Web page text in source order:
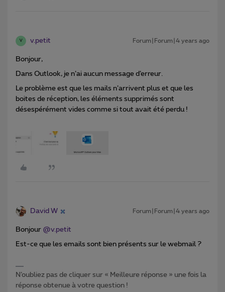
V v.petit Forum|Forum|4 years ago
Bonjour,
Dans Outlook, je n’ai aucun message d’erreur.
Le problème est que les mails n’arrivent plus et que les
boites de réception, les éléments supprimés sont
désespérément vides comme si tout avait été perdu !
David W Forum|Forum|4 years ago
Bonjour @v.petit
Est-ce que les emails sont bien présents sur le webmail ?
N’oubliez pas de cliquer sur « Meilleure réponse » une fois la
réponse obtenue à votre question !